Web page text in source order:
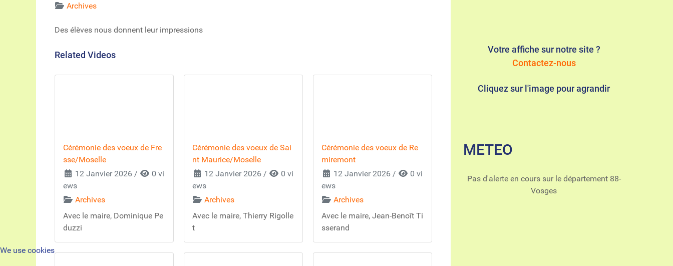
Archives
Des élèves nous donnent leur impressions
Related Videos
Cérémonie des voeux de Fre
sse/Moselle
12 Janvier 2026 /
0 vi
ews
Archives
Avec le maire, Dominique Pe
duzzi
Cérémonie des voeux de Sai
nt Maurice/Moselle
12 Janvier 2026/
0 vi
ews
Archives
Avec le maire, Thierry Rigolle
t
Cérémonie des voeux de Re
miremont
12 Janvier 2026/
0 vi
ews
Archives
Avec le maire, Jean-Benoît Ti
sserand
Votre affiche sur notre site ?
Contactez-nous
Cliquez sur l'image pour agrandir
METEO
Pas d'alerte en cours sur le département 88-
Vosges
We use cookies